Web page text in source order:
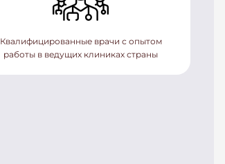
Квалифицированные врачи с опытом
работы в ведущих клиниках страны